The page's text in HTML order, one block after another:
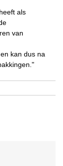
als
van
kan dus na